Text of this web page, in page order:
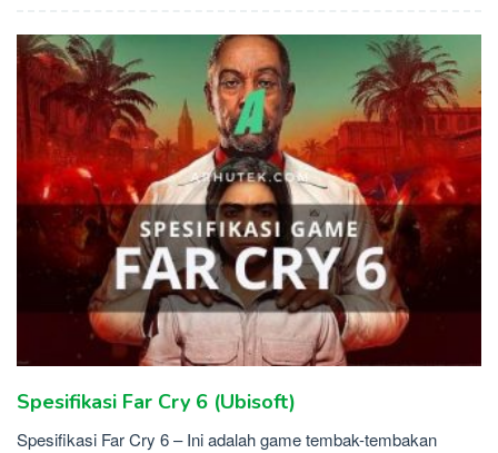
Spesifikasi Far Cry 6 (Ubisoft)
Spesifikasi Far Cry 6 – Ini adalah game tembak-tembakan